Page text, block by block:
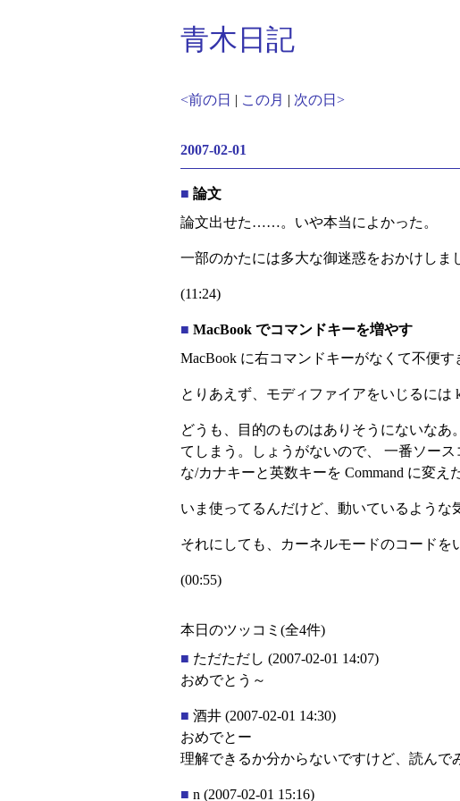
青木日記
<前の日 | この月 | 次の日>
2007-02-01
■ 論文
論文出せた……。いや本当によかった。
一部のかたには多大な御迷惑をおかけしま
(11:24)
■ MacBook でコマンドキーを増やす
MacBook に右コマンドキーがなくて不便
とりあえず、モディファイアをいじるには
どうも、目的のものはありそうにないな
てしまう。しょうがないので、 一番ソー
な/カナキーと英数キーを Command に変えた
いま使ってるんだけど、動いているような
それにしても、カーネルモードのコードを
(00:55)
本日のツッコミ(全4件)
■ ただただし (2007-02-01 14:07)
おめでとう～
■ 酒井 (2007-02-01 14:30)
おめでとー
理解できるか分からないですけど、読んで
■ n (2007-02-01 15:16)